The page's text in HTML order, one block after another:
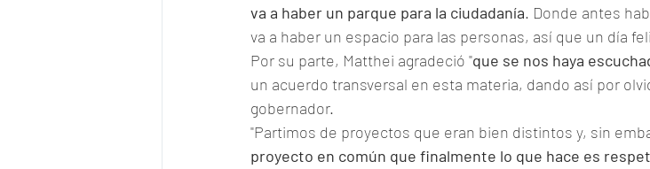
va a haber un parque para la ciudadanía. Donde antes
va a haber un espacio para las personas, así que un día
Por su parte, Matthei agradeció "que se nos haya
un acuerdo transversal en esta materia, dando así por
gobernador.
"Partimos de proyectos que eran bien distintos y, sin
proyecto en común que finalmente lo que hace es